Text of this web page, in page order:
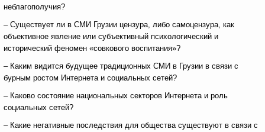
неблагополучия?
– Существует ли в СМИ Грузии цензура, либо самоцензура, как
объективное явление или субъективный психологический и
исторический феномен «совкового воспитания»?
– Каким видится будущее традиционных СМИ в Грузии в связи с
бурным ростом Интернета и социальных сетей?
– Каково состояние национальных секторов Интернета и роль
социальных сетей?
– Какие негативные последствия для общества существуют в связи с